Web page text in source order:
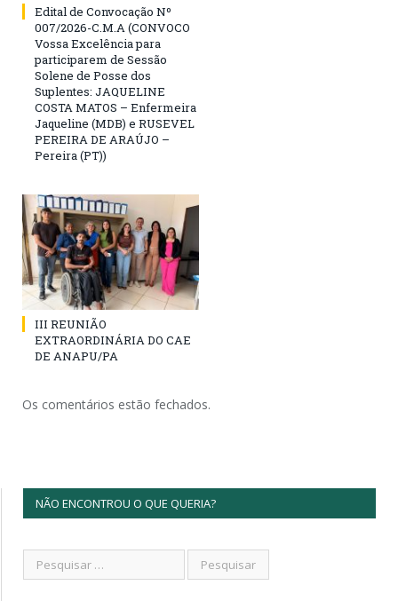
Edital de Convocação Nº
007/2026-C.M.A (CONVOCO
Vossa Excelência para
participarem de Sessão
Solene de Posse dos
Suplentes: JAQUELINE
COSTA MATOS – Enfermeira
Jaqueline (MDB) e RUSEVEL
PEREIRA DE ARAÚJO –
Pereira (PT))
III REUNIÃO
EXTRAORDINÁRIA DO CAE
DE ANAPU/PA
Os comentários estão fechados.
NÃO ENCONTROU O QUE QUERIA?